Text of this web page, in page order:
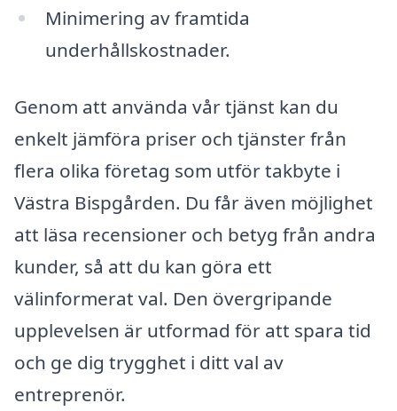
Minimering av framtida
underhållskostnader.
Genom att använda vår tjänst kan du
enkelt jämföra priser och tjänster från
flera olika företag som utför takbyte i
Västra Bispgården. Du får även möjlighet
att läsa recensioner och betyg från andra
kunder, så att du kan göra ett
välinformerat val. Den övergripande
upplevelsen är utformad för att spara tid
och ge dig trygghet i ditt val av
entreprenör.